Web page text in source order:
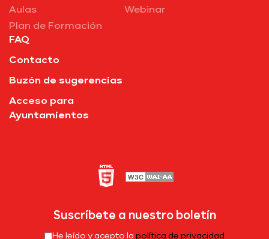
Aulas
Plan de Formación
Webinar
FAQ
Contacto
Buzón de sugerencias
Acceso para
Ayuntamientos
Suscríbete a nuestro boletín
He leído y acepto la política de privacidad